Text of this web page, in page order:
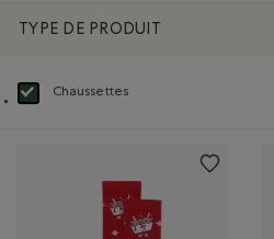
TYPE DE PRODUIT
Chaussettes
Choisir Classé selon Type de produit :